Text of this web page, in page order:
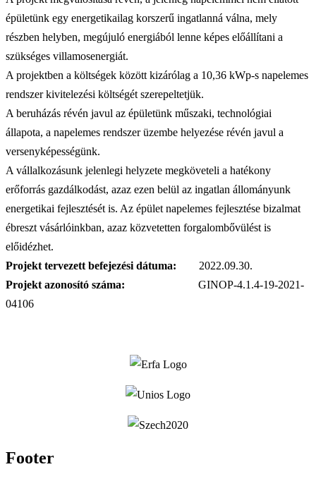
épületünk egy energetikailag korszerű ingatlanná válna, mely
részben helyben, megújuló energiából lenne képes előállítani a
szükséges villamosenergiát.
A projektben a költségek között kizárólag a 10,36 kWp-s napelemes
rendszer kivitelezési költségét szerepeltetjük.
A beruházás révén javul az épületünk műszaki, technológiai
állapota, a napelemes rendszer üzembe helyezése révén javul a
versenyképességünk.
A vállalkozásunk jelenlegi helyzete megköveteli a hatékony
erőforrás gazdálkodást, azaz ezen belül az ingatlan állományunk
energetikai fejlesztését is. Az épület napelemes fejlesztése bizalmat
ébreszt vásárlóinkban, azaz közvetetten forgalombővülést is
előidézhet.
Projekt tervezett befejezési dátuma: 2022.09.30.
Projekt azonosító száma: GINOP-4.1.4-19-2021-
04106
Footer